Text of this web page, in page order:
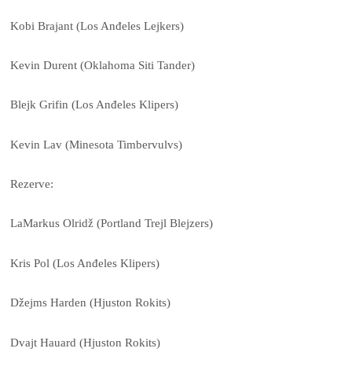
Kobi Brajant (Los Anđeles Lejkers)
Kevin Durent (Oklahoma Siti Tander)
Blejk Grifin (Los Anđeles Klipers)
Kevin Lav (Minesota Timbervulvs)
Rezerve:
LaMarkus Olridž (Portland Trejl Blejzers)
Kris Pol (Los Anđeles Klipers)
Džejms Harden (Hjuston Rokits)
Dvajt Hauard (Hjuston Rokits)